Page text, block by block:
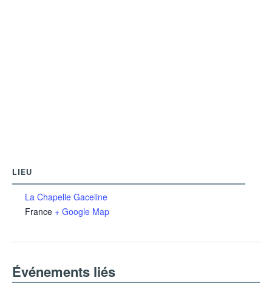
LIEU
La Chapelle Gaceline
France + Google Map
Événements liés